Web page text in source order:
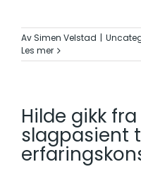
AvSimen Velstad |
Les mer
Hilde gikk
slagpasient